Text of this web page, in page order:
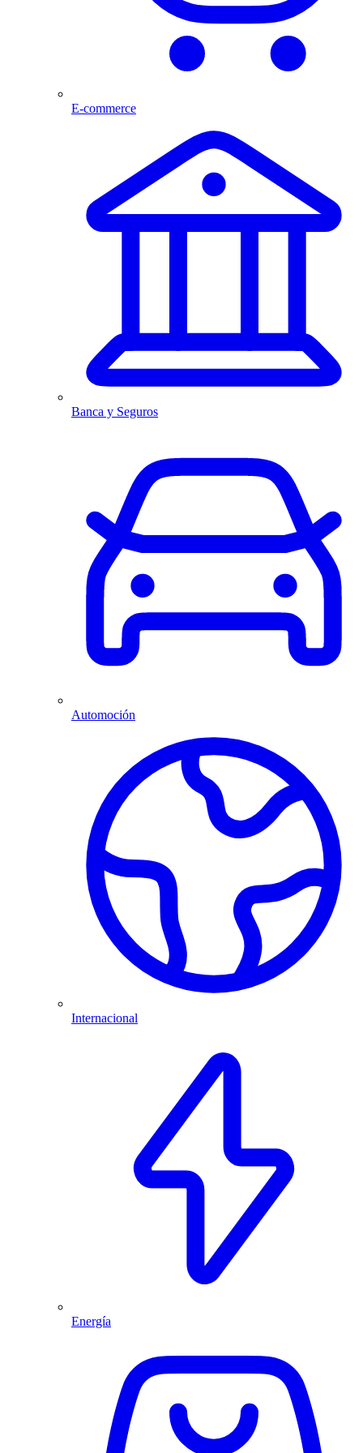
E-commerce
Banca y Seguros
Automoción
Internacional
Energía